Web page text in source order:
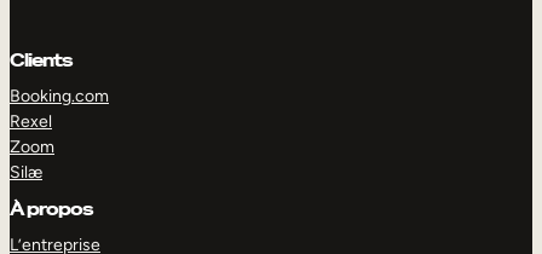
Clients
Booking.com
Rexel
Zoom
Silæ
À propos
L’entreprise